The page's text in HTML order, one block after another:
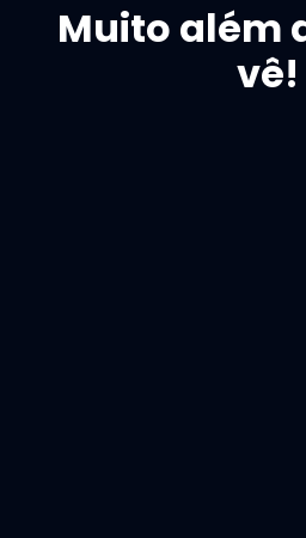
Muito além
vê!